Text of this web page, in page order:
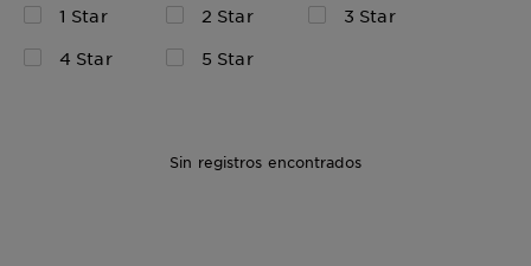
1 Star 2 Star
3 Star
4 Star
5 Star
Sin registros encontrados